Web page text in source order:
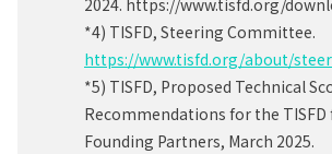
2024. https://www.tisfd.org/
*4) TISFD, Steering Committee.
https://www.tisfd.org/about/
*5) TISFD, Proposed Technical
Recommendations for the
Founding Partners, March 2025.